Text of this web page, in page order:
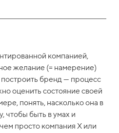
компанией,
желание (= намерение)
построить бренд — процесс
оценить состояние своей
понять, насколько она в
чтобы быть в умах и
просто компания Х или